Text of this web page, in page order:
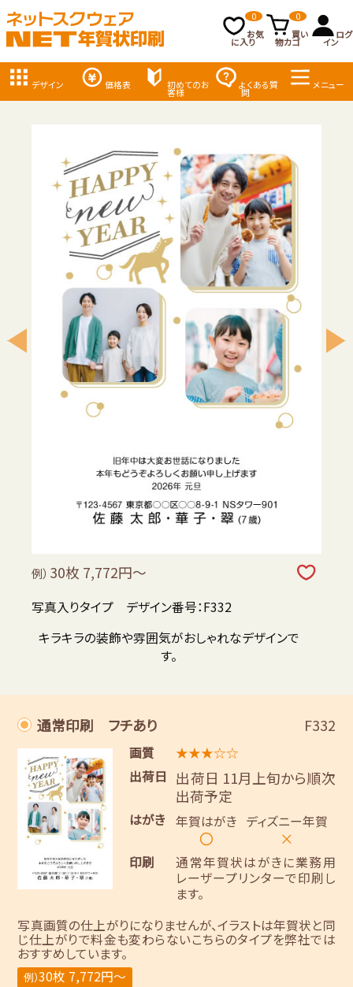
お気
に入り
0
買い
物カゴ
0
ログ
イン
デザイン 価格表 初めてのお
客様
よくある質
問
メニュー
例） 30枚 7,772円～
写真入りタイプ デザイン番号：F332
キラキラの装飾や雰囲気がおしゃれなデザインで
す。
通常印刷 フチあり F332
画質
★★★☆☆
出荷日
出荷日 11月上旬から順次
出荷予定
はがき 年賀はがき
〇
ディズニー年賀
×
印刷
通常年賀状はがきに業務用
レーザープリンターで印刷し
ます。
写真画質の仕上がりになりませんが、イラストは年賀状と同
じ仕上がりで料金も変わらないこちらのタイプを弊社では
おすすめしています。
例）30枚 7,772円～